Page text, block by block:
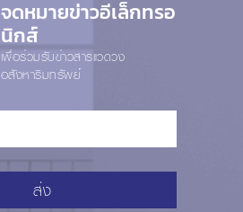
จดหมายข่าวอีเล็กทรอ
นิกส์
เพื่อร่วมรับข่าวสารแวดวง
อสังหาริมทรัพย์
ส่ง